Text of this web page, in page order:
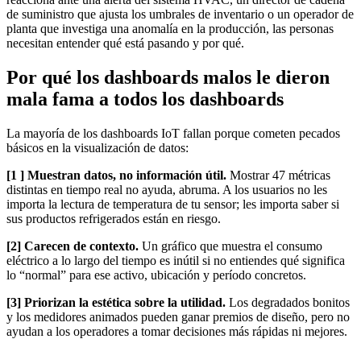
de suministro que ajusta los umbrales de inventario o un operador de
planta que investiga una anomalía en la producción, las personas
necesitan entender qué está pasando y por qué.
Por qué los dashboards malos le dieron
mala fama a todos los dashboards
La mayoría de los dashboards IoT fallan porque cometen pecados
básicos en la visualización de datos:
[1 ] Muestran datos, no información útil. Mostrar 47 métricas
distintas en tiempo real no ayuda, abruma. A los usuarios no les
importa la lectura de temperatura de tu sensor; les importa saber si
sus productos refrigerados están en riesgo.
[2] Carecen de contexto. Un gráfico que muestra el consumo
eléctrico a lo largo del tiempo es inútil si no entiendes qué significa
lo “normal” para ese activo, ubicación y período concretos.
[3] Priorizan la estética sobre la utilidad. Los degradados bonitos
y los medidores animados pueden ganar premios de diseño, pero no
ayudan a los operadores a tomar decisiones más rápidas ni mejores.